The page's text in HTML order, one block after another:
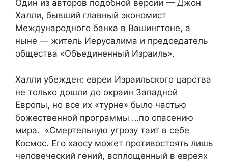
Один из авторов подобной версии — Джон
Халли, бывший главный экономист
Международного банка в Вашингтоне, а
ныне — житель Иерусалима и председатель
общества «Объединенный Израиль».
Халли убежден: евреи Израильского царства
не только дошли до окраин Западной
Европы, но все их «турне» было частью
божественной программы …по спасению
мира. «Смертельную угрозу таит в себе
Космос. Его хаосу может противостоять лишь
человеческий гений, воплощенный в евреях